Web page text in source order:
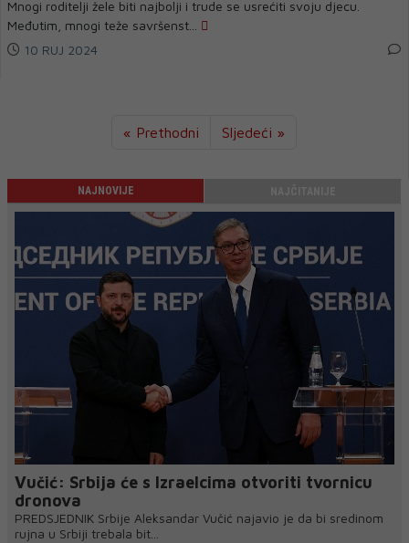
Mnogi roditelji žele biti najbolji i trude se usrećiti svoju djecu.
Međutim, mnogi teže savršenst...
10 RUJ 2024
« Prethodni Sljedeći »
NAJNOVIJE
Vučić: Srbija će s Izraelcima otvoriti tvornicu
dronova
PREDSJEDNIK Srbije Aleksandar Vučić najavio je da bi sredinom
rujna u Srbiji trebala bit...